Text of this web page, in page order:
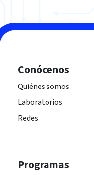
Conócenos
Quiénes somos
Laboratorios
Redes
Programas